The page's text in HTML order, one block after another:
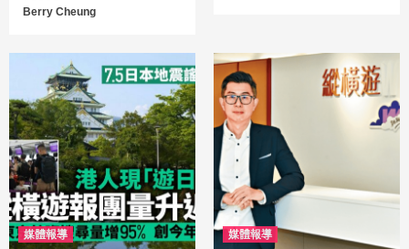
Berry Cheung
媒體報導 媒體報導